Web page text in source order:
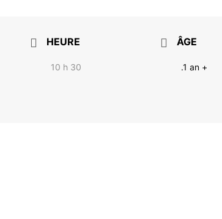
HEURE
10 h 30
ÂGE
.1 an +